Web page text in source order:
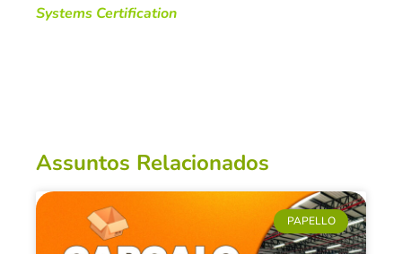
Systems Certification
Assuntos Relacionados
PAPELLO